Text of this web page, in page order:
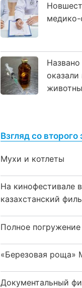
медико-
Взгляд со второго
Мухи и котлеты
На кинофестивале
казахстанский
Полное погружение
«Березовая роща»
Документальный